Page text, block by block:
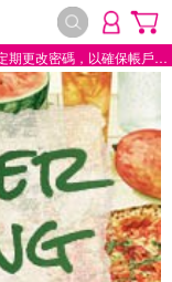
讀冊生活不會以電話告知您前往ATM操作任何動作。請定期更改密碼，以確保帳戶安全。